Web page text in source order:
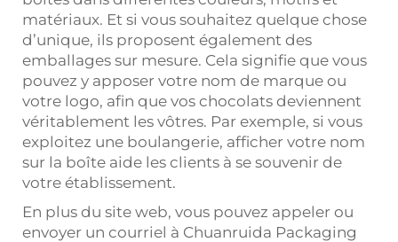
matériaux. Et si vous souhaitez quelque chose
d’unique, ils proposent également des
emballages sur mesure. Cela signifie que vous
pouvez y apposer votre nom de marque ou
votre logo, afin que vos chocolats deviennent
véritablement les vôtres. Par exemple, si vous
exploitez une boulangerie, afficher votre nom
sur la boîte aide les clients à se souvenir de
votre établissement.
En plus du site web, vous pouvez appeler ou
envoyer un courriel à Chuanruida Packaging